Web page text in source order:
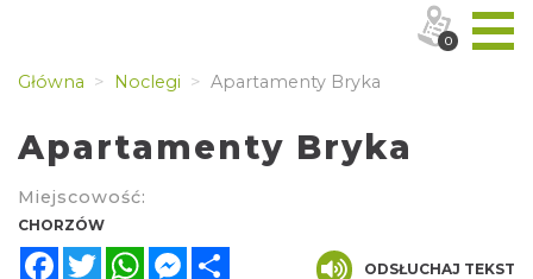
Główna Noclegi Apartamenty Bryka
Apartamenty Bryka
Miejscowość:
CHORZÓW
FacebookTwitterWhatsAppMessenger
ODSŁUCHAJ TEKST
0